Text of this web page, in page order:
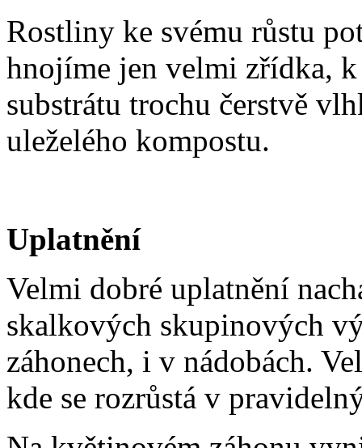
Rostliny ke svému růstu
hnojíme jen velmi zřídka,
substrátu trochu čerstvě
uleželého kompostu.
Uplatnění
Velmi dobré uplatnění
skalkových skupinových
záhonech, i v nádobách.
kde se rozrůstá v